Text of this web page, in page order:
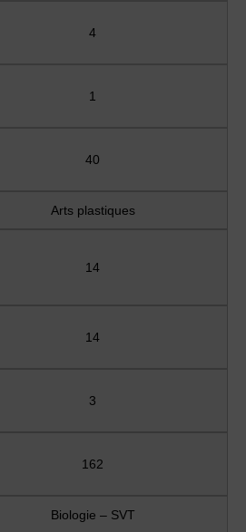
4
1
40
Arts plastiques
14
14
3
162
Biologie – SVT